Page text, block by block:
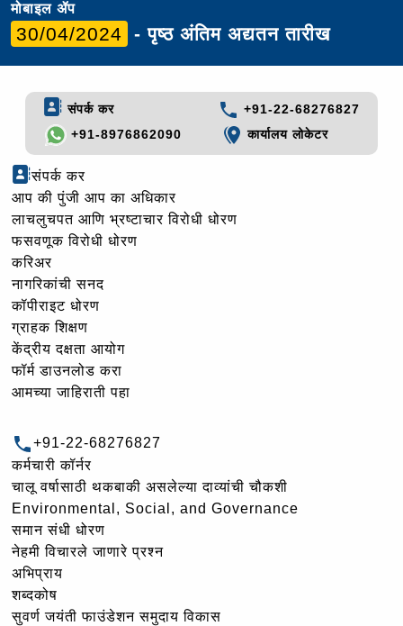
मोबाइल ॲप
30/04/2024 - पृष्ठ अंतिम अद्यतन तारीख
संपर्क कर
+91-22-68276827
+91-8976862090
कार्यालय लोकेटर
संपर्क कर
आप की पुंजी आप का अधिकार
लाचलुचपत आणि भ्रष्टाचार विरोधी धोरण
फसवणूक विरोधी धोरण
करिअर
नागरिकांची सनद
कॉपीराइट धोरण
ग्राहक शिक्षण
केंद्रीय दक्षता आयोग
फॉर्म डाउनलोड करा
आमच्या जाहिराती पहा
+91-22-68276827
कर्मचारी कॉर्नर
चालू वर्षासाठी थकबाकी असलेल्या दाव्यांची चौकशी
Environmental, Social, and Governance
समान संधी धोरण
नेहमी विचारले जाणारे प्रश्न
अभिप्राय
शब्दकोष
सुवर्ण जयंती फाउंडेशन समुदाय विकास